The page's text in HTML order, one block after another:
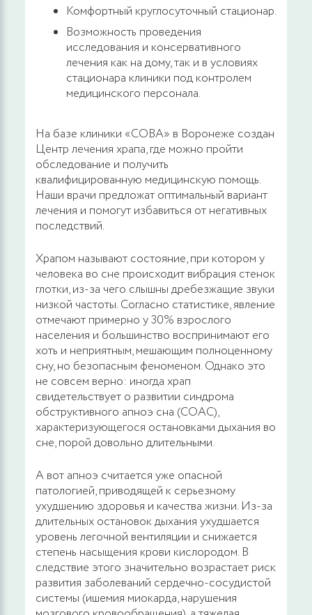
Комфортный круглосуточный стационар.
Возможность проведения
исследования и консервативного
лечения как на дому, так и в условиях
стационара клиники под контролем
медицинского персонала.
На базе клиники «СОВА» в Воронеже создан
Центр лечения храпа, где можно пройти
обследование и получить
квалифицированную медицинскую помощь.
Наши врачи предложат оптимальный вариант
лечения и помогут избавиться от негативных
последствий.
Храпом называют состояние, при котором у
человека во сне происходит вибрация стенок
глотки, из-за чего слышны дребезжащие звуки
низкой частоты. Согласно статистике, явление
отмечают примерно у 30% взрослого
населения и большинство воспринимают его
хоть и неприятным, мешающим полноценному
сну, но безопасным феноменом. Однако это
не совсем верно: иногда храп
свидетельствует о развитии синдрома
обструктивного апноэ сна (СОАС),
характеризующегося остановками дыхания во
сне, порой довольно длительными.
А вот апноэ считается уже опасной
патологией, приводящей к серьезному
ухудшению здоровья и качества жизни. Из-за
длительных остановок дыхания ухудшается
уровень легочной вентиляции и снижается
степень насыщения крови кислородом. В
следствие этого значительно возрастает риск
развития заболеваний сердечно-сосудистой
системы (ишемия миокарда, нарушения